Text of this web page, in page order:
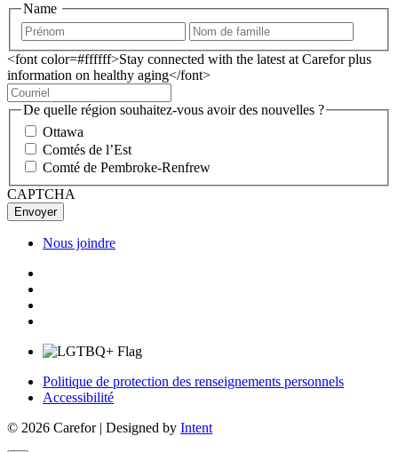
Name
<font color=#ffffff>Stay connected with the latest at Carefor plus
information on healthy aging</font>
De quelle région souhaitez-vous avoir des nouvelles ?
Ottawa
Comtés de l’Est
Comté de Pembroke-Renfrew
CAPTCHA
Nous joindre
Politique de protection des renseignements personnels
Accessibilité
© 2026 Carefor | Designed by Intent